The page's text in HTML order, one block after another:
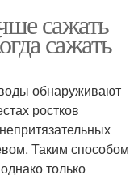
сажать
сажать
обнаруживают
ростков
Таким способом
только